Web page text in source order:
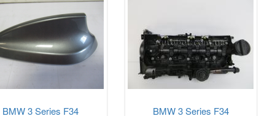
BMW 3 Series F34
BMW 3 Series F34